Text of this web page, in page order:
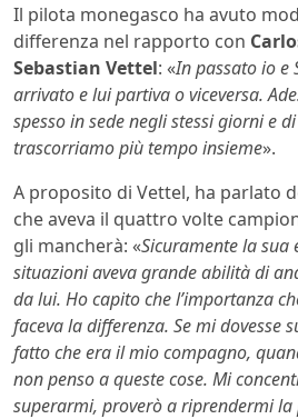
Il pilota monegasco ha avuto
differenza nel rapporto con
Sebastian Vettel: «In passato io e
arrivato e lui partiva o viceversa.
spesso in sede negli stessi giorni e
trascorriamo più tempo insieme».
A proposito di Vettel, ha parlato
che aveva il quattro volte
gli mancherà: «Sicuramente la sua
situazioni aveva grande abilità di
da lui. Ho capito che l’importanza
faceva la differenza. Se mi dovesse
fatto che era il mio compagno,
non penso a queste cose. Mi
superarmi, proverò a riprendermi la